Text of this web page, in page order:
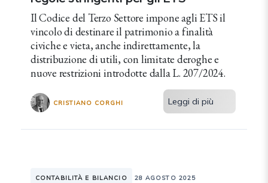
Il Codice del Terzo Settore impone agli ETS il
vincolo di destinare il patrimonio a finalità
civiche e vieta, anche indirettamente, la
distribuzione di utili, con limitate deroghe e
nuove restrizioni introdotte dalla L. 207/2024.
CRISTIANO CORGHI Leggi di più
CONTABILITÀ E BILANCIO 28 AGOSTO 2025